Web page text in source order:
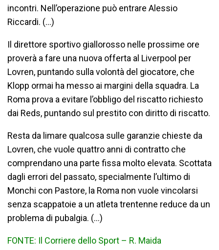
incontri. Nell’operazione può entrare Alessio
Riccardi. (…)
Il direttore sportivo giallorosso nelle prossime ore
proverà a fare una nuova offerta al Liverpool per
Lovren, puntando sulla volontà del giocatore, che
Klopp ormai ha messo ai margini della squadra. La
Roma prova a evitare l’obbligo del riscatto richiesto
dai Reds, puntando sul prestito con diritto di riscatto.
Resta da limare qualcosa sulle garanzie chieste da
Lovren, che vuole quattro anni di contratto che
comprendano una parte fissa molto elevata. Scottata
dagli errori del passato, specialmente l’ultimo di
Monchi con Pastore, la Roma non vuole vincolarsi
senza scappatoie a un atleta trentenne reduce da un
problema di pubalgia. (…)
FONTE: Il Corriere dello Sport – R. Maida